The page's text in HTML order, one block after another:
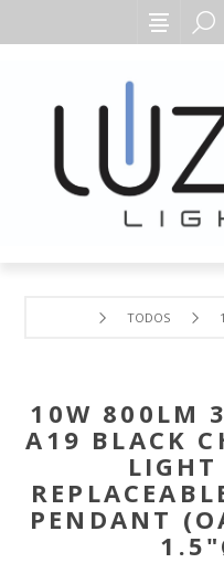
TODOS
10W 800LM
A19 BLACK
LIGHT
PENDANT